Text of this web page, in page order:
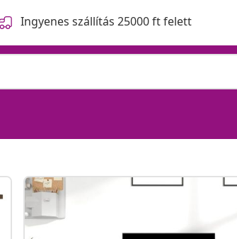
Ingyenes szállítás 25000 ft felett